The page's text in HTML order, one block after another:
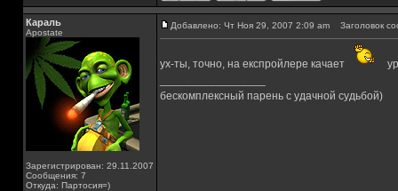
Караль
Apostate
Зарегистрирован: 29.11.2007
Сообщения: 7
Откуда: Партосия=)
Добавлено: Чт Ноя 29, 2007 2:09 am Заголовок
ух-ты, точно, на експройлере качает
бескомплексный парень с удачной судьбой)